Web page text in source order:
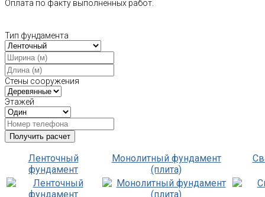
Оплата по факту выполненных работ.
Тип фундамента
Стены сооружения
Этажей
Ленточный
фундамент
Монолитный фундамент
(плита)